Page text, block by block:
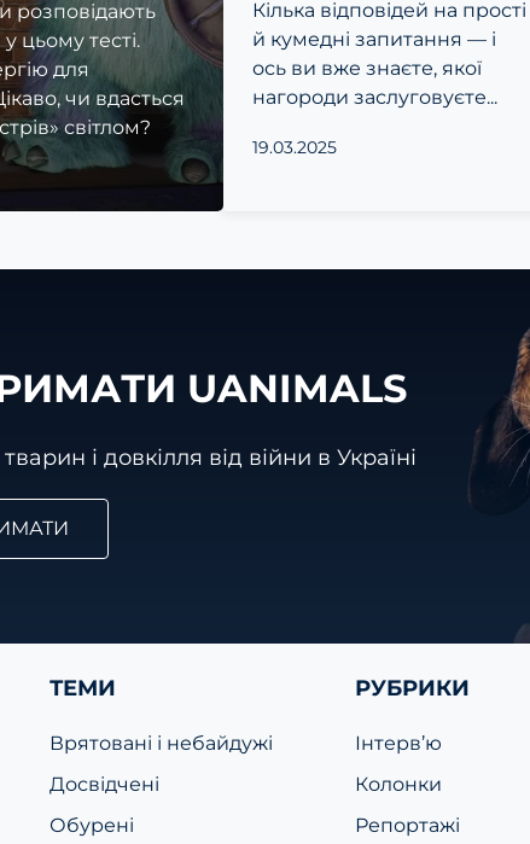
розповідають
цьому тесті.
для
чи вдасться
світлом?
Кілька відповідей на прості
й кумедні запитання — і
ось ви вже знаєте, якої
нагороди заслуговуєте...
19.03.2025
UANIMALS
і довкілля від війни в Україні
ТЕМИ
Врятовані і небайдужі
Досвідчені
Обурені
РУБРИКИ
Інтерв’ю
Колонки
Репортажі